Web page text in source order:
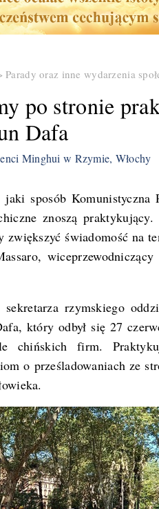
Parady oraz inne wydarzenia
po stronie
Dafa
Minghui w Rzymie, Włochy
sposób Komunistyczna
znoszą
świadomość na
rzymskiego
który odbył się 27
chińskich firm.
o prześladowaniach ze